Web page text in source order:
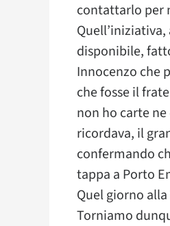
contattarlo per
disponibile,
Innocenzo che
che fosse il
non ho carte
ricordava, il
confermando
tappa a Porto
Quel giorno
Torniamo